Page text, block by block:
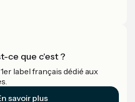
ce que c'est ?
label français dédié aux
savoir plus